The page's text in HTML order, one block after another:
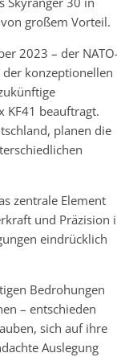
großem Vorteil.
2023 – der
konzeptionellen
KF41 beauftragt.
planen die
zentrale Element
und Präzision
eindrücklich
Bedrohungen
– entschieden
sich auf ihre
Auslegung